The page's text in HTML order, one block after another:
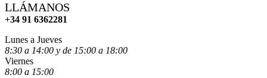
LLÁMANOS
+34 91 6362281
Lunes a Jueves
8:30 a 14:00 y de 15:00 a 18:00
Viernes
8:00 a 15:00